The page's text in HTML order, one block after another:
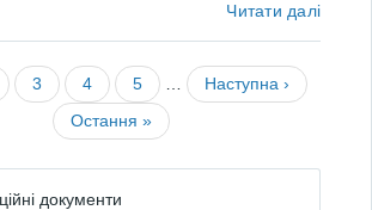
Читати далі
3 4 5
Наступна ›
Остання »
документи